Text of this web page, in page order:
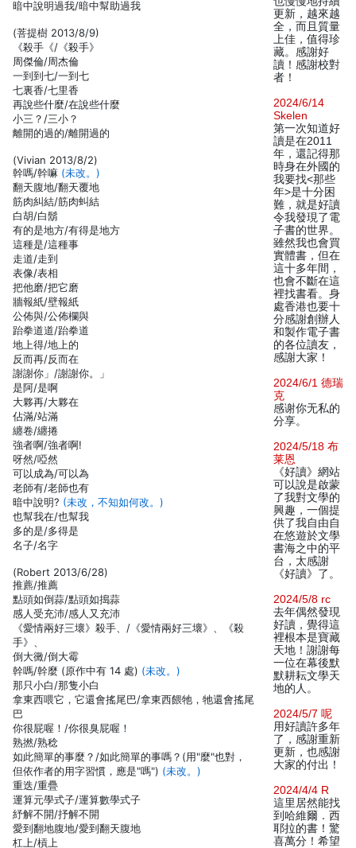
暗中說明過我/暗中幫助過我
(菩提樹 2013/8/9)
《殺手《/《殺手》
周傑倫/周杰倫
一到到七/一到七
七裏香/七里香
再說些什麼/在說些什麼
小三？/三小？
離開的過的/離開過的
(Vivian 2013/8/2)
幹嗎/幹嘛 (未改。)
翻天腹地/翻天覆地
筋肉糾結/筋肉虯結
白胡/白鬍
有的是地方/有得是地方
這種是/這種事
走道/走到
表像/表相
把他磨/把它磨
牆報紙/壁報紙
公佈與/公佈欄與
跆拳道道/跆拳道
地上得/地上的
反而再/反而在
謝謝你」/謝謝你。」
是阿/是啊
大夥再/大夥在
佔滿/站滿
纏卷/纏捲
強者啊/強者啊!
呀然/啞然
可以成為/可以為
老師有/老師也有
暗中說明? (未改，不知如何改。)
也幫我在/也幫我
多的是/多得是
名子/名字
(Robert 2013/6/28)
推藨/推薦
點頭如倒蒜/點頭如搗蒜
感人受充沛/感人又充沛
《愛情兩好三壞》殺手、/《愛情兩好三壞》、《殺
手》、
倒大黴/倒大霉
幹嗎/幹麼 (原作中有 14 處) (未改。)
那只小白/那隻小白
拿東西喂它，它還會搖尾巴/拿東西餵牠，牠還會搖尾
巴
你很屁喔！/你很臭屁喔！
熟撚/熟稔
如此簡單的事麼？/如此簡單的事嗎？(用"麼"也對，
但依作者的用字習慣，應是"嗎") (未改。)
重迭/重疊
運算元學式子/運算數學式子
紓解不開/抒解不開
愛到翻地腹地/愛到翻天腹地
杠上/槓上
更新，越來越
全，而且質量
上佳，值得珍
藏。感謝好
讀！感謝校對
者！
2024/6/14
Skelen
第一次知道好
讀是在2011
年，還記得那
時身在外國的
我要找<那些
年>是十分困
難，就是好讀
令我發現了電
子書的世界。
雖然我也會買
實體書，但在
這十多年間，
也會不斷在這
裡找書看。身
處香港也要十
分感謝創辦人
和製作電子書
的各位讀友，
感謝大家！
2024/6/1 德瑞
克
感谢你无私的
分享。
2024/5/18 布
莱恩
《好讀》網站
可以說是啟蒙
了我對文學的
興趣，一個提
供了我自由自
在悠遊於文學
書海之中的平
台，太感謝
《好讀》了。
2024/5/8 rc
去年偶然發現
好讀，覺得這
裡根本是寶藏
天地！謝謝每
一位在幕後默
默耕耘文學天
地的人。
2024/5/7 呢
用好讀許多年
了，感謝重新
更新，也感謝
大家的付出！
2024/4/4 R
這里居然能找
到哈維爾．西
耶拉的書！驚
喜萬分！希望